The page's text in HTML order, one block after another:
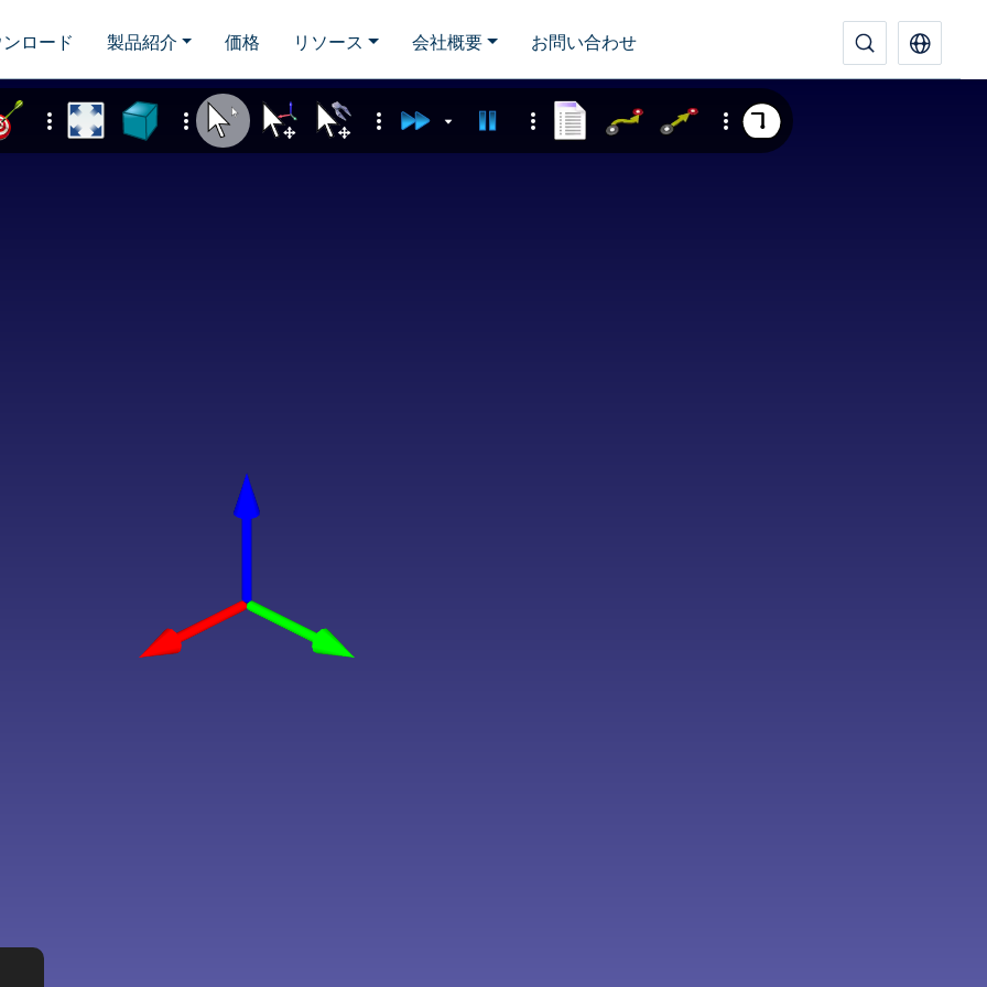
ロード 製品紹介 価格 リソース 会社概要 お問い合わせ